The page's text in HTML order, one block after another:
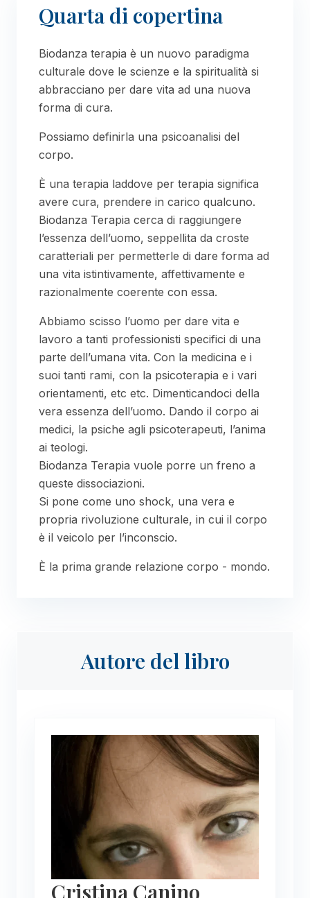
Quarta di copertina
Biodanza terapia è un nuovo paradigma
culturale dove le scienze e la spiritualità si
abbracciano per dare vita ad una nuova
forma di cura.
Possiamo definirla una psicoanalisi del
corpo.
È una terapia laddove per terapia significa
avere cura, prendere in carico qualcuno.
Biodanza Terapia cerca di raggiungere
l’essenza dell’uomo, seppellita da croste
caratteriali per permetterle di dare forma ad
una vita istintivamente, affettivamente e
razionalmente coerente con essa.
Abbiamo scisso l’uomo per dare vita e
lavoro a tanti professionisti specifici di una
parte dell’umana vita. Con la medicina e i
suoi tanti rami, con la psicoterapia e i vari
orientamenti, etc etc. Dimenticandoci della
vera essenza dell’uomo. Dando il corpo ai
medici, la psiche agli psicoterapeuti, l’anima
ai teologi.
Biodanza Terapia vuole porre un freno a
queste dissociazioni.
Si pone come uno shock, una vera e
propria rivoluzione culturale, in cui il corpo
è il veicolo per l’inconscio.
È la prima grande relazione corpo - mondo.
Autore del libro
Cristina Canino